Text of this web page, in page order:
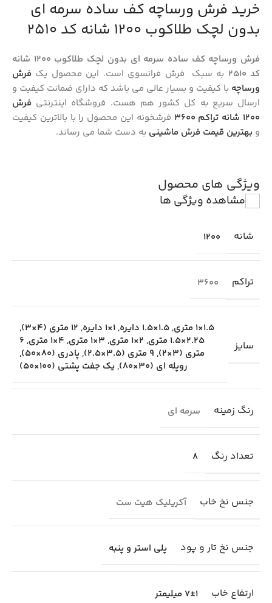
خرید فرش ورساچه کف ساده سرمه ای
بدون لچک طلاکوب 1200 شانه کد 2510
فرش ورساچه کف ساده سرمه ای بدون لچک طلاکوب 1200 شانه
کد 2510
به سبک فرش فرانسوی است. این محصول یک فرش
ورساچه با کیفیت و بسیار عالی می باشد که دارای ضمانت کیفیت و
ارسال سریع به کل کشور هم هست. فروشگاه اینترنتی فرش
1200 شانه تراکم 3600
فرشخونه این محصول را با بالاترین کیفیت
و بهترین قیمت فرش ماشینی به دست شما می رساند.
ویژگی های محصول
مشاهده ویژگی ها
شانه 1200
تراکم 3600
سایز
1.5×1 متری ,1.5×1.5 دایره ,1×1 دایره , 12 متری (4×3)
,
2.25×1.5 متری
, 2×1 متری , 3×1 متری , 4×1 متری ,
6
متری (3×2)
, 9 متری (3.5×2.5) ,پادری (80×50)
,
روپله ای (30×80)
,یک جفت پشتی (100×50)
رنگ زمینه سرمه ای
تعداد رنگ 8
جنس نخ خاب آکریلیک هیت ست
جنس نخ تار و پود پلی استر و پنبه
ارتفاع خاب 7±1 میلیمتر